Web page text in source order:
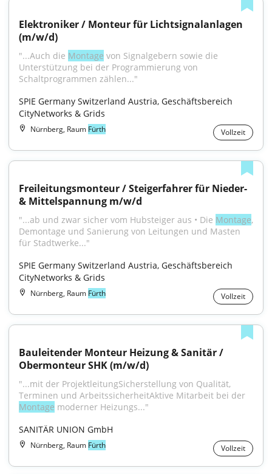
Elektroniker / Monteur für Lichtsignalanlagen
(m/w/d)
"...Auch die Montage von Signalgebern sowie die
Unterstützung bei der Programmierung von
Schaltprogrammen zählen..."
SPIE Germany Switzerland Austria, Geschäftsbereich
CityNetworks & Grids
Nürnberg, Raum Fürth Vollzeit
Freileitungsmonteur / Steigerfahrer für Nieder-
& Mittelspannung m/w/d
"...ab und zwar sicher vom Hubsteiger aus • Die Montage,
Demontage und Sanierung von Leitungen und Masten
für Stadtwerke..."
SPIE Germany Switzerland Austria, Geschäftsbereich
CityNetworks & Grids
Nürnberg, Raum Fürth Vollzeit
Bauleitender Monteur Heizung & Sanitär /
Obermonteur SHK (m/w/d)
"...mit der ProjektleitungSicherstellung von Qualität,
Montage moderner Heizungs..."
SANITÄR UNION GmbH
Nürnberg, Raum Fürth Vollzeit